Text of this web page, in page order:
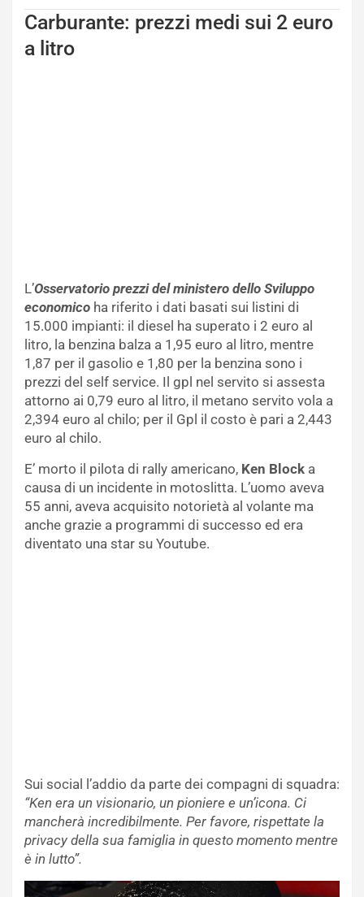
Carburante: prezzi medi sui 2 euro
a litro
L’Osservatorio prezzi del ministero dello Sviluppo
economico ha riferito i dati basati sui listini di
15.000 impianti: il diesel ha superato i 2 euro al
litro, la benzina balza a 1,95 euro al litro, mentre
1,87 per il gasolio e 1,80 per la benzina sono i
prezzi del self service. Il gpl nel servito si assesta
attorno ai 0,79 euro al litro, il metano servito vola a
2,394 euro al chilo; per il Gpl il costo è pari a 2,443
euro al chilo.
E’ morto il pilota di rally americano, Ken Block a
causa di un incidente in motoslitta. L’uomo aveva
55 anni, aveva acquisito notorietà al volante ma
anche grazie a programmi di successo ed era
diventato una star su Youtube.
Sui social l’addio da parte dei compagni di squadra:
“Ken era un visionario, un pioniere e un’icona. Ci
mancherà incredibilmente. Per favore, rispettate la
privacy della sua famiglia in questo momento mentre
è in lutto”.